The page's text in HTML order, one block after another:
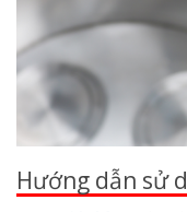
Hướng dẫn sử